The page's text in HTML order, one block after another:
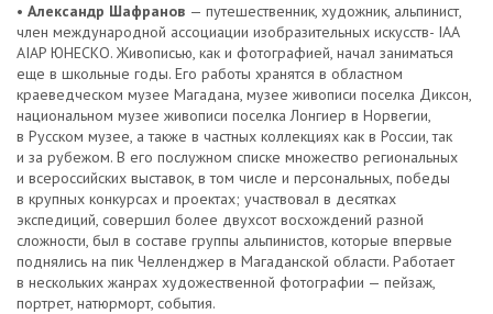
• Александр Шафранов — путешественник, художник, альпинист,
член международной ассоциации изобразительных искусств- IAA
AIAP ЮНЕСКО. Живописью, как и фотографией, начал заниматься
еще в школьные годы. Его работы хранятся в областном
краеведческом музее Магадана, музее живописи поселка Диксон,
национальном музее живописи поселка Лонгиер в Норвегии,
в Русском музее, а также в частных коллекциях как в России, так
и за рубежом. В его послужном списке множество региональных
и всероссийских выставок, в том числе и персональных, победы
в крупных конкурсах и проектах; участвовал в десятках
экспедиций, совершил более двухсот восхождений разной
сложности, был в составе группы альпинистов, которые впервые
поднялись на пик Челленджер в Магаданской области. Работает
в нескольких жанрах художественной фотографии — пейзаж,
портрет, натюрморт, события.